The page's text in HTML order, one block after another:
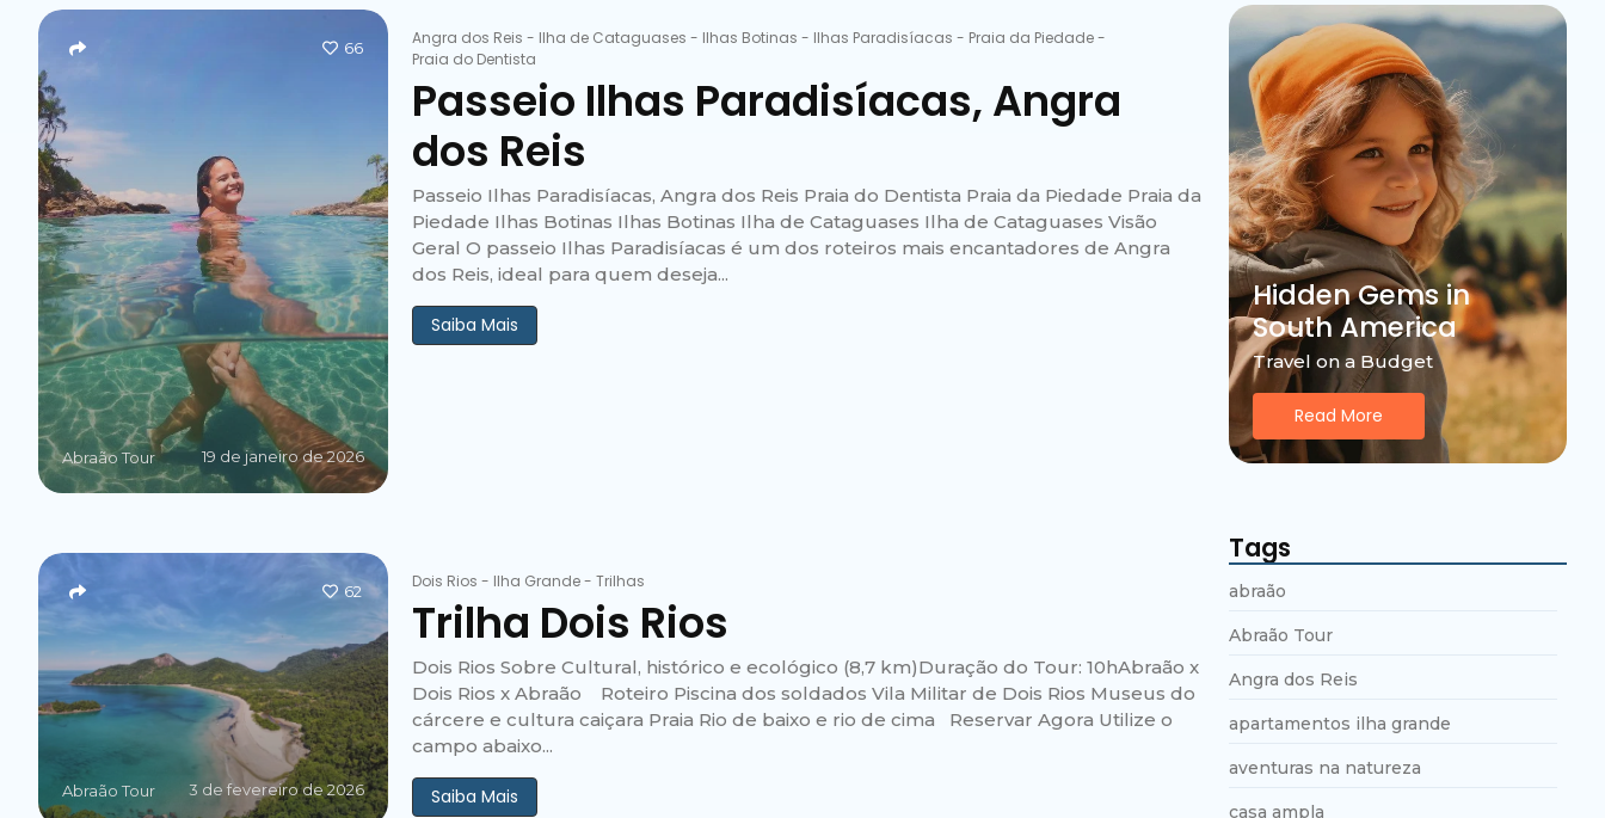
Abraão Tour 19 de janeiro de 2026
66 Angra dos Reis - Ilha de Cataguases - Ilhas Botinas - Ilhas Paradisíacas - Praia da Piedade-
Praia do Dentista
Passeio Ilhas Paradisíacas, Angra
dos Reis
Passeio Ilhas Paradisíacas, Angra dos Reis Praia do Dentista Praia da Piedade Praia da
Piedade Ilhas Botinas Ilhas Botinas Ilha de Cataguases Ilha de Cataguases Visão
Geral O passeio Ilhas Paradisíacas é um dos roteiros mais encantadores de Angra
dos Reis, ideal para quem deseja...
Saiba Mais
Abraão Tour 3 de fevereiro de 2026
62 Dois Rios - Ilha Grande- Trilhas
Trilha Dois Rios
Dois Rios Sobre Cultural, histórico e ecológico (8,7 km)Duração do Tour: 10hAbraão x
Dois Rios x Abraão Roteiro Piscina dos soldados Vila Militar de Dois Rios Museus do
cárcere e cultura caiçara Praia Rio de baixo e rio de cima Reservar Agora Utilize o
campo abaixo...
Saiba Mais
Hidden Gems in
South America
Travel on a Budget
Read More
Tags
abraão
Abraão Tour
Angra dos Reis
apartamentos ilha grande
aventuras na natureza
casa ampla